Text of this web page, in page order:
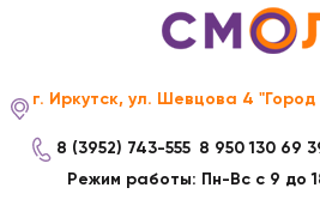
г. Иркутск, ул. Шевцова 4
8 (3952) 743-555 8 950 130 69
Режим работы: Пн-Вс с 9 до